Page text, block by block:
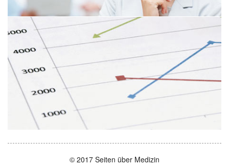
© 2017 Seiten über Medizin